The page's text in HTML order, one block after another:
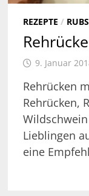
REZEPTE /
9. Januar
Rehrücken
Rehrücken,
Lieblingen
eine